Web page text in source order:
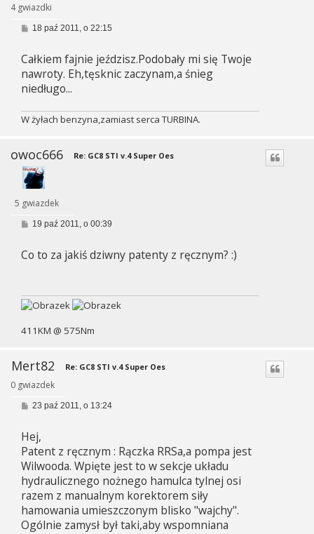
4 gwiazdki
P
t
18 paź 2011, o 22:15
Całkiem fajnie jeździsz.Podobały mi się Twoje
nawroty. Eh,tęsknic zaczynam,a śnieg
niedługo...
W żyłach benzyna,zamiast serca TURBINA.
owoc666
5 gwiazdek
Re: GC8 STI v.4 Super Oes
P
t
19 paź 2011, o 00:39
Co to za jakiś dziwny patenty z ręcznym? :)
411KM @ 575Nm
Mert82
0 gwiazdek
Re: GC8 STI v.4 Super Oes
P
t
23 paź 2011, o 13:24
Hej,
Patent z ręcznym : Rączka RRSa,a pompa jest
Wilwooda. Wpięte jest to w sekcje układu
hydraulicznego nożnego hamulca tylnej osi
razem z manualnym korektorem siły
hamowania umieszczonym blisko "wajchy".
Ogólnie zamysł był taki,aby wspomniana